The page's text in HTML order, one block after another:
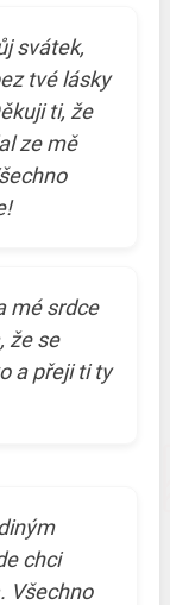
svátek,
tvé lásky
ti, že
ze mě
mé srdce
že se
a přeji ti ty
chci
Všechno